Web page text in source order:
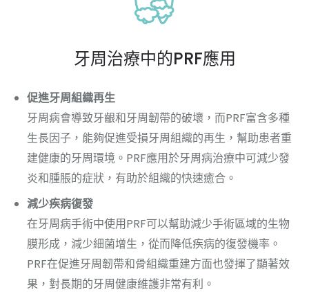
牙周治療中的PRF應用
促進牙周組織再生
牙周病會導致牙齦和牙周韌帶的破壞，而PRF富含多種
生長因子，能夠促進受損牙周組織的再生，幫助患者重
建健康的牙周環境。PRF應用於牙周病治療中可減少發
炎和腫脹的症狀，有助於組織的快速癒合。
減少疾病復發
在牙周病手術中使用PRF可以幫助減少手術區域的生物
膜形成，減少細菌增生，從而降低疾病的復發機率。
PRF在促進牙周韌帶和骨組織重建方面也發揮了顯著效
果，對長期的牙周健康維護非常有利。